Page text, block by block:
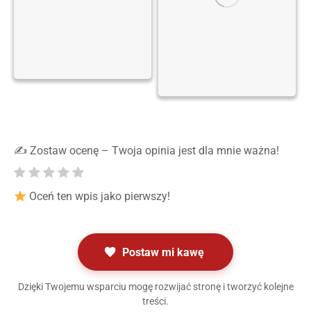
✍️ Zostaw ocenę – Twoja opinia jest dla mnie ważna!
Oceń ten wpis jako pierwszy!
Postaw mi kawę
Dzięki Twojemu wsparciu mogę rozwijać stronę i tworzyć kolejne
treści.